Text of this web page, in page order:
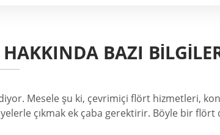
BAZI
Mesele şu ki, çevrimiçi flört hizmetleri,
çıkmak ek çaba gerektirir. Böyle bir